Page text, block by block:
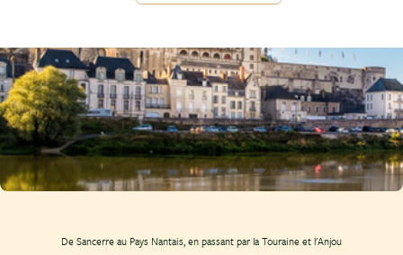
De Sancerre au Pays Nantais, en passant par la Touraine et l'Anjou